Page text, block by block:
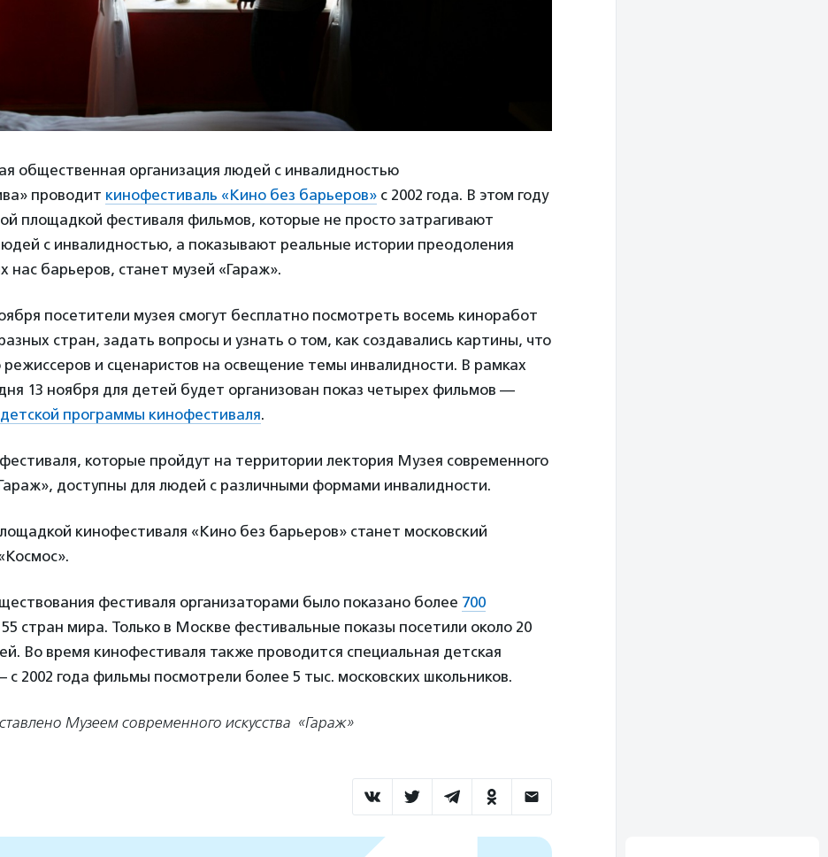
общественная организация людей с инвалидностью
проводит кинофестиваль «Кино без барьеров» с 2002 года. В этом году
площадкой фестиваля фильмов, которые не просто затрагивают
с инвалидностью, а показывают реальные истории преодоления
нас барьеров, станет музей «Гараж».
посетители музея смогут бесплатно посмотреть восемь киноработ
стран, задать вопросы и узнать о том, как создавались картины, что
режиссеров и сценаристов на освещение темы инвалидности. В рамках
13 ноября для детей будет организован показ четырех фильмов —
детской программы кинофестиваля.
которые пройдут на территории лектория Музея современного
доступны для людей с различными формами инвалидности.
кинофестиваля «Кино без барьеров» станет московский
фестиваля организаторами было показано более 700
55 стран мира. Только в Москве фестивальные показы посетили около 20
Во время кинофестиваля также проводится специальная детская
с 2002 года фильмы посмотрели более 5 тыс. московских школьников.
Музеем современного искусства «Гараж»